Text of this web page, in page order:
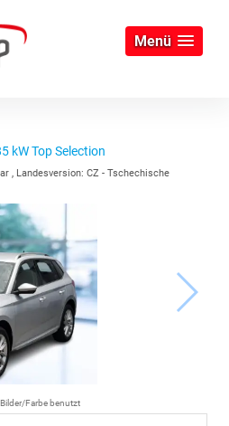
Menü
kW Top Selection
, Landesversion: CZ - Tschechische
Farbe benutzt